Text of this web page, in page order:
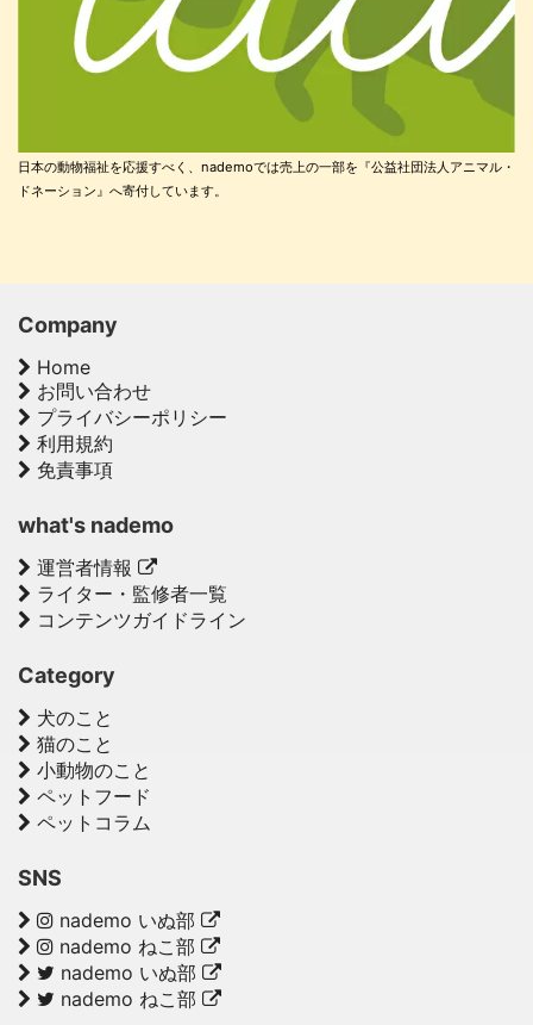
日本の動物福祉を応援すべく、nademoでは売上の一部を『公益社団法人アニマル・
ドネーション』へ寄付しています。
Company
Home
お問い合わせ
プライバシーポリシー
利用規約
免責事項
what's nademo
運営者情報
ライター・監修者一覧
コンテンツガイドライン
Category
犬のこと
猫のこと
小動物のこと
ペットフード
ペットコラム
SNS
nademo いぬ部
nademo ねこ部
nademo いぬ部
nademo ねこ部